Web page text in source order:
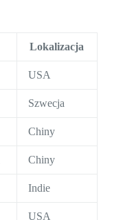
Lokalizacja
USA
Szwecja
Chiny
Chiny
Indie
USA